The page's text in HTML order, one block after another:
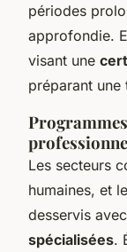
périodes
approfondie.
visant une
préparant une
Les secteurs
humaines, et
desservis
spécialisées.